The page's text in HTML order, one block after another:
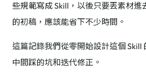
些規範寫成 Skill，以後只要丟素材進
的初稿，應該能省下不少時間。
這篇記錄我們從零開始設計這個 Skill
中間踩的坑和迭代修正。